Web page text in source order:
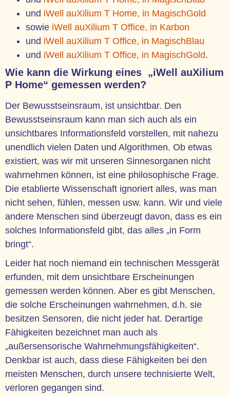
und iWell auXilium T Home, in MagischGold
sowie iWell auXilium T Office, in Karbon
und iWell auXilium T Office, in MagischBlau
und iWell auXilium T Office, in MagischGold.
Wie kann die Wirkung eines „iWell auXilium
P Home“ gemessen werden?
Der Bewusstseinsraum, ist unsichtbar. Den
Bewusstseinsraum kann man sich auch als ein
unsichtbares Informationsfeld vorstellen, mit nahezu
unendlich vielen Daten und Algorithmen. Ob etwas
existiert, was wir mit unseren Sinnesorganen nicht
wahrnehmen können, ist eine philosophische Frage.
Die etablierte Wissenschaft ignoriert alles, was man
nicht sehen, fühlen, messen usw. kann. Wir und viele
andere Menschen sind überzeugt davon, dass es ein
solches Informationsfeld gibt, das alles „in Form
bringt“.
Leider hat noch niemand ein technischen Messgerät
erfunden, mit dem unsichtbare Erscheinungen
gemessen werden können. Aber es gibt Menschen,
die solche Erscheinungen wahrnehmen, d.h. sie
besitzen Sensoren, die nicht jeder hat. Derartige
Fähigkeiten bezeichnet man auch als
„außersensorische Wahrnehmungsfähigkeiten“.
Denkbar ist auch, dass diese Fähigkeiten bei den
meisten Menschen, durch unsere technisierte Welt,
verloren gegangen sind.